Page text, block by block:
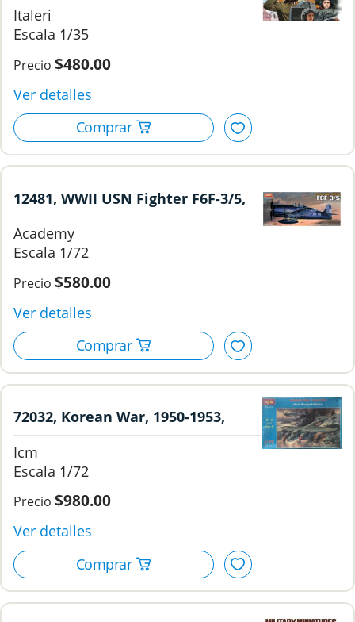
Italeri
1/35
$480.00
12481, WWII USN Fighter F6F-3/5,
1/72, Academy.
Academy
1/72
$580.00
72032, Korean War, 1950-1953,
1/72, ICM.
Icm
1/72
$980.00